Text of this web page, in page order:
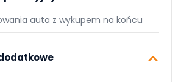
auta z wykupem na końcu